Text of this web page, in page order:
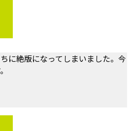
に絶版になってしまいました。今